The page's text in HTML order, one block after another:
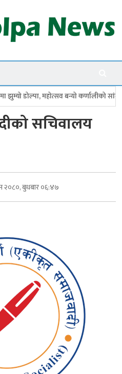
कर्णालीको सांगीतिक उत्सव
सचिवालय
२०८०, बुधबार ०६:४७